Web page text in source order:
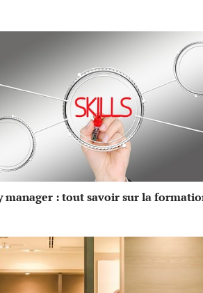
: tout savoir sur la